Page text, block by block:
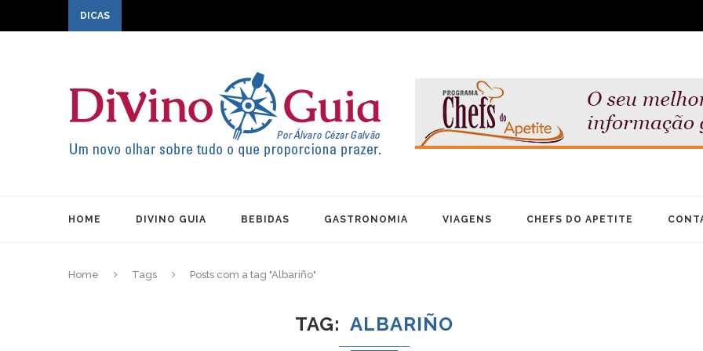
DICAS
HOME DIVINO GUIA BEBIDAS GASTRONOMIA VIAGENS CHEFS DO APETITE
Home Tags Posts com a tag "Albariño"
TAG ALBARIÑO